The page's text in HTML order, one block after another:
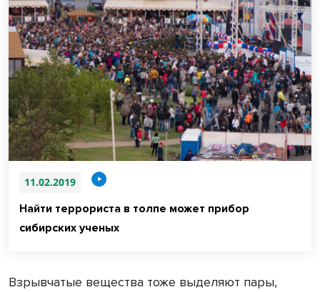
11.02.2019
Найти террориста в толпе может прибор
сибирских ученых
Взрывчатые вещества тоже выделяют пары,